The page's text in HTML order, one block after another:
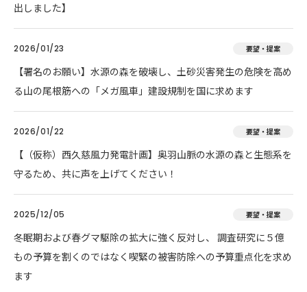
出しました】
2026/01/23 要望・提案
【署名のお願い】水源の森を破壊し、土砂災害発生の危険を高め
る山の尾根筋への「メガ風車」建設規制を国に求めます
2026/01/22 要望・提案
【（仮称）西久慈風力発電計画】奥羽山脈の水源の森と生態系を
守るため、共に声を上げてください！
2025/12/05 要望・提案
冬眠期および春グマ駆除の拡大に強く反対し、 調査研究に５億
もの予算を割くのではなく喫緊の被害防除への予算重点化を求め
ます